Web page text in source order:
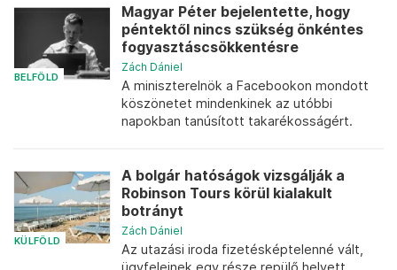
BELFÖLD
Magyar Péter bejelentette, hogy
péntektől nincs szükség önkéntes
fogyasztáscsökkentésre
Zách Dániel
A miniszterelnök a Facebookon mondott
köszönetet mindenkinek az utóbbi
napokban tanúsított takarékosságért.
KÜLFÖLD
A bolgár hatóságok vizsgálják a
Robinson Tours körül kialakult
botrányt
Zách Dániel
Az utazási iroda fizetésképtelenné vált,
ügyfeleinek egy része repülő helyett